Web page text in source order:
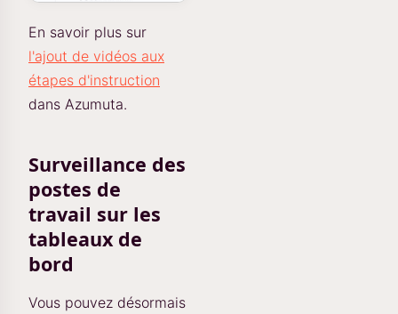
En savoir plus sur
l'ajout de vidéos aux
étapes d'instruction
dans Azumuta.
Surveillance des
postes de
travail sur les
tableaux de
bord
Vous pouvez désormais